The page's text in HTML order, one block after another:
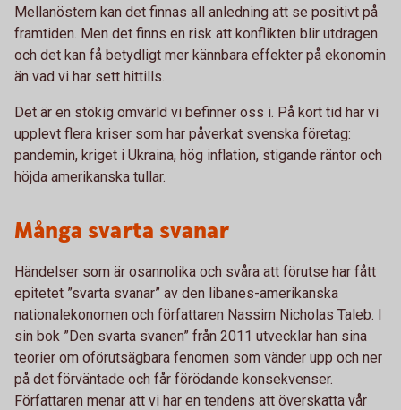
Mellanöstern kan det finnas all anledning att se positivt på
framtiden. Men det finns en risk att konflikten blir utdragen
och det kan få betydligt mer kännbara effekter på ekonomin
än vad vi har sett hittills.
Det är en stökig omvärld vi befinner oss i. På kort tid har vi
upplevt flera kriser som har påverkat svenska företag:
pandemin, kriget i Ukraina, hög inflation, stigande räntor och
höjda amerikanska tullar.
Många svarta svanar
Händelser som är osannolika och svåra att förutse har fått
epitetet ”svarta svanar” av den libanes-amerikanska
nationalekonomen och författaren Nassim Nicholas Taleb. I
sin bok ”Den svarta svanen” från 2011 utvecklar han sina
teorier om oförutsägbara fenomen som vänder upp och ner
på det förväntade och får förödande konsekvenser.
Författaren menar att vi har en tendens att överskatta vår